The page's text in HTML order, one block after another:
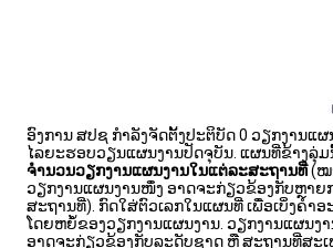
ອົງການ ສປຊ ກຳລັງຈັດຕັ້ງປະຕິບັດ 0 ວຽກງານແຜ
ໄລຍະຮອບວຽນແຜນງານປັດຈຸບັນ. ແຜນທີ່ຂ້າງລຸ່ມ
ຈຳນວນວຽກງານແຜນງານໃນແຕ່ລະສະຖານທີ່(ໝ
ວຽກງານແຜນງານໜຶ່ງ ອາດຈະກ່ຽວຂ້ອງກັບຫຼາຍ
ສະຖານທີ່). ກົດໃສ່ຕົວເລກໃນແຜນທີ່ ເພື່ອເບິ່ງຄຳອ
ໂດຍຫຍໍ້ຂອງວຽກງານແຜນງານ. ວຽກງານແຜນງ
ອາດຈະກ່ຽວຂ້ອງກັບລະດັບຊາດ ຫຼື ສະຖານທີ່ສະ